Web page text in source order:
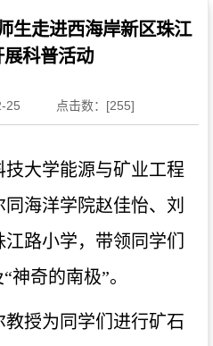
走进西海岸新区珠江
科普活动
25 点击数：[255]
技大学能源与矿业工程
海洋学院赵佳怡、刘
路小学，带领同学们
神奇的南极”。
授为同学们进行矿石